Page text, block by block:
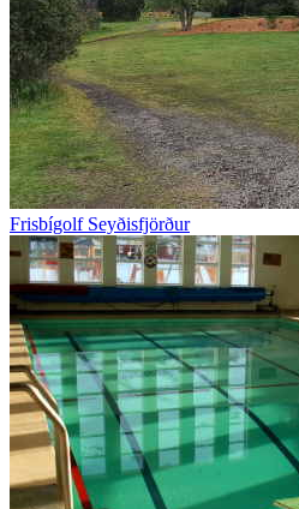
Frisbígolf Seyðisfjörður